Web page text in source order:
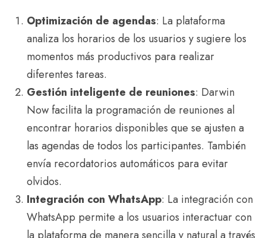
Optimización de agendas: La plataforma
analiza los horarios de los usuarios y sugiere los
momentos más productivos para realizar
diferentes tareas.
Gestión inteligente de reuniones: Darwin
Now facilita la programación de reuniones al
encontrar horarios disponibles que se ajusten a
las agendas de todos los participantes. También
envía recordatorios automáticos para evitar
olvidos.
Integración con WhatsApp: La integración con
WhatsApp permite a los usuarios interactuar con
la plataforma de manera sencilla y natural a través